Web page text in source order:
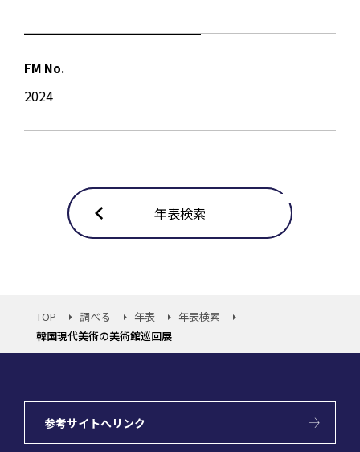
FM No.
2024
年表検索
TOP 調べる 年表
年表検索
韓国現代美術の美術館巡回展
参考サイトへリンク